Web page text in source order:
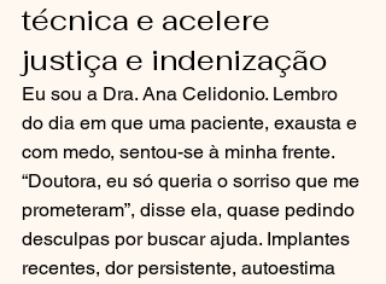
técnica e acelere
justiça e indenização
Eu sou a Dra. Ana Celidonio. Lembro
do dia em que uma paciente, exausta e
com medo, sentou-se à minha frente.
“Doutora, eu só queria o sorriso que me
prometeram”, disse ela, quase pedindo
desculpas por buscar ajuda. Implantes
recentes, dor persistente, autoestima